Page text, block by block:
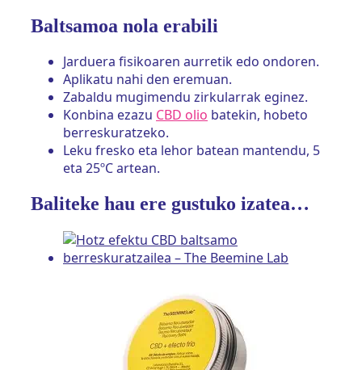
Baltsamoa nola erabili
Jarduera fisikoaren aurretik edo ondoren.
Aplikatu nahi den eremuan.
Zabaldu mugimendu zirkularrak eginez.
Konbina ezazu CBD olio batekin, hobeto
berreskuratzeko.
Leku fresko eta lehor batean mantendu, 5
eta 25ºC artean.
Baliteke hau ere gustuko izatea…